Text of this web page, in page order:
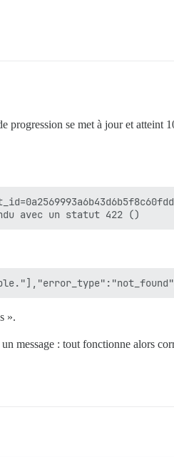
progression se met à jour et atteint
».
message : tout fonctionne alors